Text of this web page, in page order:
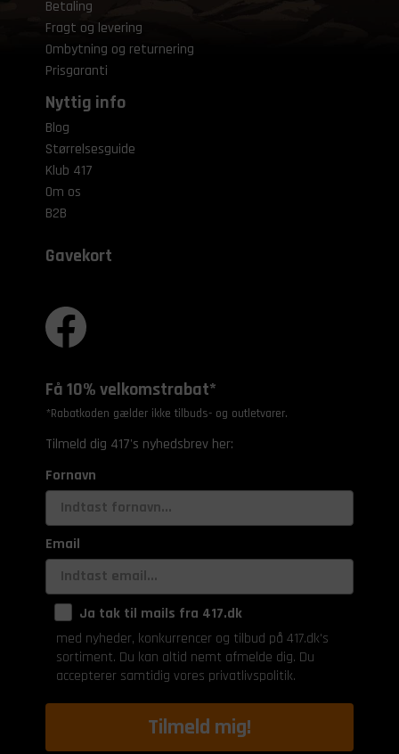
Betaling
Fragt og levering
Ombytning og returnering
Prisgaranti
Nyttig info
Blog
Størrelsesguide
Klub 417
Om os
B2B
Gavekort
Få 10% velkomstrabat*
*Rabatkoden gælder ikke tilbuds- og outletvarer.
Tilmeld dig 417's nyhedsbrev her:
Fornavn
Email
Ja tak til mails fra 417.dk
med nyheder, konkurrencer og tilbud på 417.dk's
sortiment. Du kan altid nemt afmelde dig. Du
accepterer samtidig vores privatlivspolitik.
Tilmeld mig!